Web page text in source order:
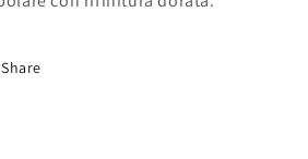
Share